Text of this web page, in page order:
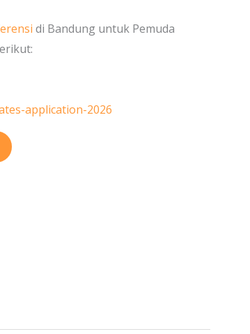
di Bandung untuk Pemuda
application-2026